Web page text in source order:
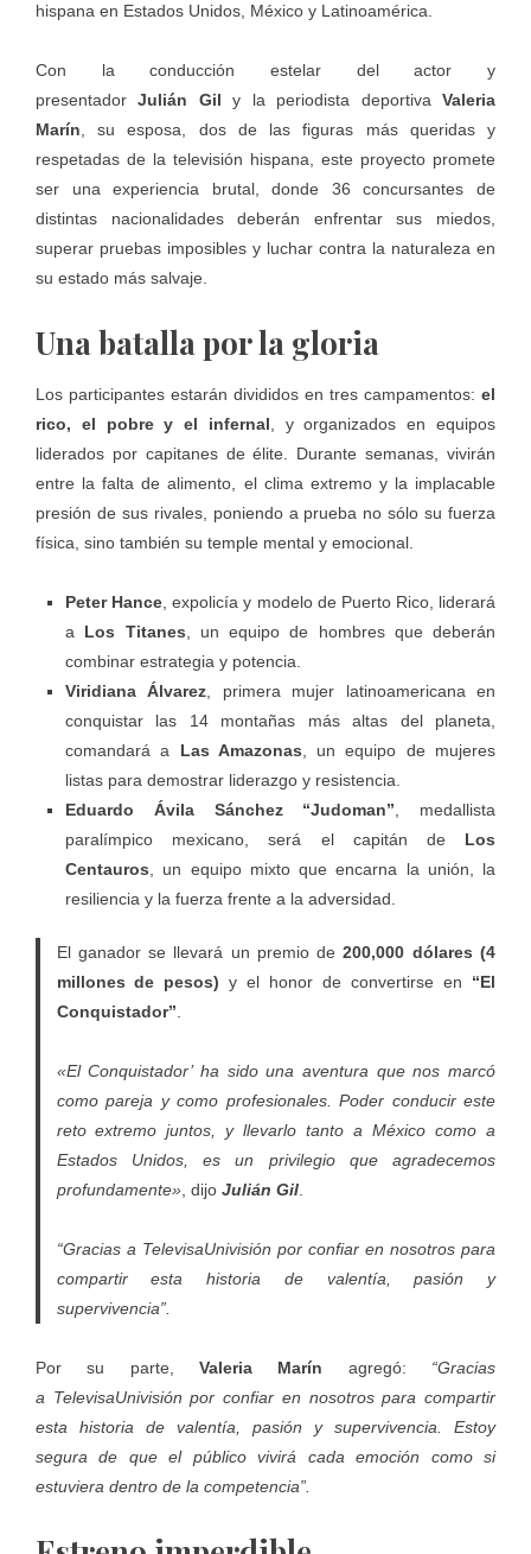
hispana en Estados Unidos, México y Latinoamérica.
Con la conducción estelar del actor y
presentadorJulián Gil y la periodista deportivaValeria
Marín , su esposa, dos de las figuras más queridas y
respetadas de la televisión hispana, este proyecto promete
ser una experiencia brutal, donde 36 concursantes de
distintas nacionalidades deberán enfrentar sus miedos,
superar pruebas imposibles y luchar contra la naturaleza en
su estado más salvaje.
Una batalla por la gloria
Los participantes estarán divididos en tres campamentos: el
rico, el pobre y el infernal , y organizados en equipos
liderados por capitanes de élite. Durante semanas, vivirán
entre la falta de alimento, el clima extremo y la implacable
presión de sus rivales, poniendo a prueba no sólo su fuerza
física, sino también su temple mental y emocional.
Peter Hance , expolicía y modelo de Puerto Rico, liderará
a Los Titanes , un equipo de hombres que deberán
combinar estrategia y potencia.
Viridiana Álvarez , primera mujer latinoamericana en
conquistar las 14 montañas más altas del planeta,
comandará a Las Amazonas , un equipo de mujeres
listas para demostrar liderazgo y resistencia.
Eduardo Ávila Sánchez “Judoman” , medallista
paralímpico mexicano, será el capitán de Los
Centauros , un equipo mixto que encarna la unión, la
resiliencia y la fuerza frente a la adversidad.
El ganador se llevará un premio de200,000 dólares (4
millones de pesos) y el honor de convertirse en “El
Conquistador”
«El Conquistador’ ha sido una aventura que nos marcó
como pareja y como profesionales. Poder conducir este
reto extremo juntos, y llevarlo tanto a México como a
Estados Unidos, es un privilegio que agradecemos
profundamente», dijo Julián Gil.
“Gracias a TelevisaUnivisión por confiar en nosotros para
compartir esta historia de valentía, pasión y
supervivencia”.
Por su parte, Valeria Marín agregó: “Gracias
a TelevisaUnivisión por confiar en nosotros para compartir
esta historia de valentía, pasión y supervivencia. Estoy
segura de que el público vivirá cada emoción como si
estuviera dentro de la competencia”.